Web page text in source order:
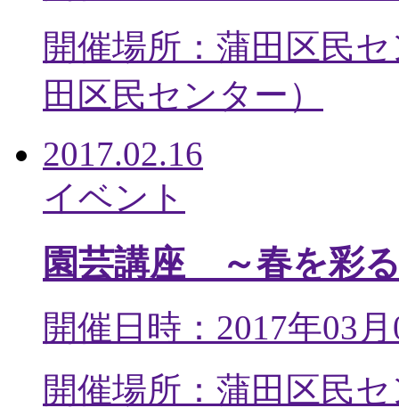
開催場所：蒲田区民
田区民センター ）
2017.02.16
イベント
園芸講座 ～春を彩
開催日時：2017年03
開催場所：蒲田区民